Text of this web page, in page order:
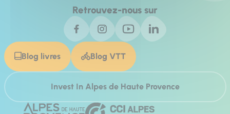
Retrouvez-nous sur
Blog livres Blog VTT
Invest In Alpes de Haute Provence